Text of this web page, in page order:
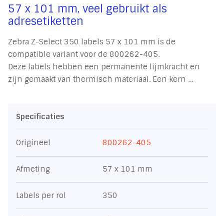
57 x 101 mm, veel gebruikt als
adresetiketten
Zebra Z-Select 350 labels 57 x 101 mm is de
compatible variant voor de 800262-405.
Deze labels hebben een permanente lijmkracht en
zijn gemaakt van thermisch materiaal. Een kern …
Specificaties
Origineel 800262-405
Afmeting 57 x 101 mm
Labels per rol 350